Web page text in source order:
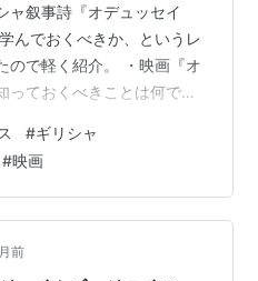
ャ叙事詩『オデュッセイ
んでおくべきか、というレ
ので軽く紹介。 ・映画『オ
っておくべきことは何です
ておくと、この物語は、
を丁重に扱わなかったた
％を占めています。これは
幹を成すものであり、物語
れを聞いていたギリシャ
#ギリシャ
#映画
前